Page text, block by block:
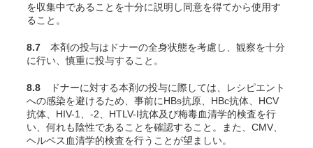
を収集中であることを十分に説明し同意を得てから使用す
ること。
8.7 本剤の投与はドナーの全身状態を考慮し、観察を十分
に行い、慎重に投与すること。
8.8 ドナーに対する本剤の投与に際しては、レシピエント
への感染を避けるため、事前にHBs抗原、HBc抗体、HCV
抗体、HIV-1、-2、HTLV-I抗体及び梅毒血清学的検査を行
い、何れも陰性であることを確認すること。また、CMV、
ヘルペス血清学的検査を行うことが望ましい。